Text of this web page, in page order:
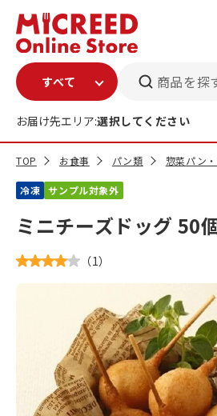
商品を探
お届け先エリア:選択してください
TOP お食事 パン類 惣菜パン
冷凍 サンプル対象外
ミニチーズドッグ 50
（1）